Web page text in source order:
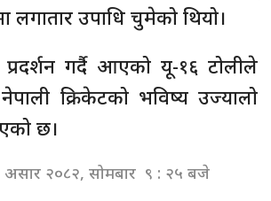
लगातार उपाधि चुमेको थियो।
प्रदर्शन गर्दै आएको यू-१६ टोलीले
क्रिकेटको भविष्य उज्यालो
छ।
असार २०८२, सोमबार ९ : २५ बजे